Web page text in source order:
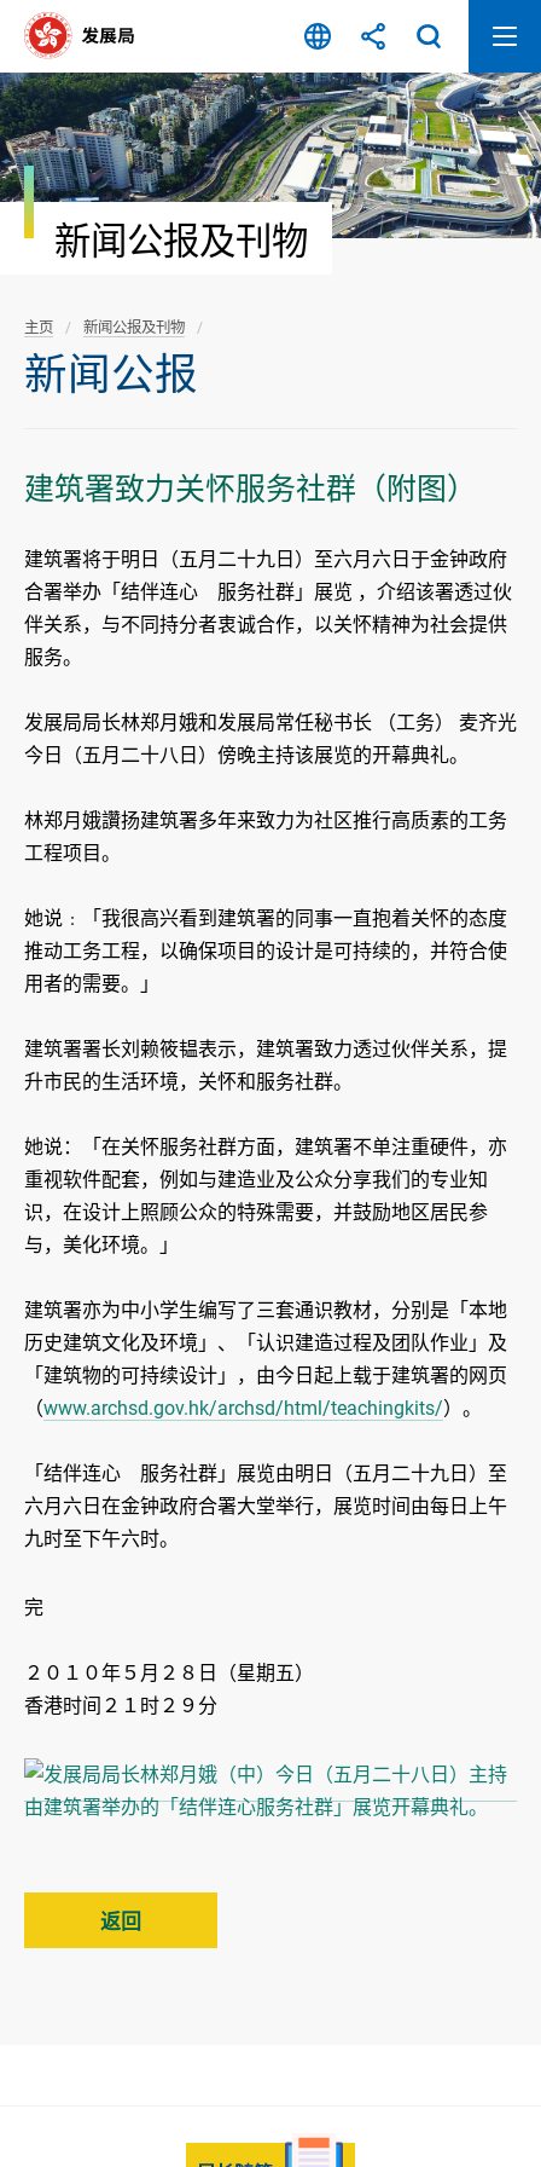
容
开
始
新闻公报及刊物
主页 新闻公报及刊物
新闻公报
建筑署致力关怀服务社群（附图）
建筑署将于明日（五月二十九日）至六月六日于金钟政府
合署举办「结伴连心 服务社群」展览 ，介绍该署透过伙
伴关系，与不同持分者衷诚合作，以关怀精神为社会提供
服务。
发展局局长林郑月娥和发展局常任秘书长 （工务） 麦齐光
今日（五月二十八日）傍晚主持该展览的开幕典礼。
林郑月娥讚扬建筑署多年来致力为社区推行高质素的工务
工程项目。
她说﹕「我很高兴看到建筑署的同事一直抱着关怀的态度
推动工务工程，以确保项目的设计是可持续的，并符合使
用者的需要。」
建筑署署长刘赖筱韫表示，建筑署致力透过伙伴关系，提
升市民的生活环境，关怀和服务社群。
她说：「在关怀服务社群方面，建筑署不单注重硬件，亦
重视软件配套，例如与建造业及公众分享我们的专业知
识，在设计上照顾公众的特殊需要，并鼓励地区居民参
与，美化环境。」
建筑署亦为中小学生编写了三套通识教材，分别是「本地
历史建筑文化及环境」、「认识建造过程及团队作业」及
「建筑物的可持续设计」，由今日起上载于建筑署的网页
（www.archsd.gov.hk/archsd/html/teachingkits/）。
「结伴连心 服务社群」展览由明日（五月二十九日）至
六月六日在金钟政府合署大堂举行，展览时间由每日上午
九时至下午六时。
完
２０１０年５月２８日（星期五）
香港时间２１时２９分
返回